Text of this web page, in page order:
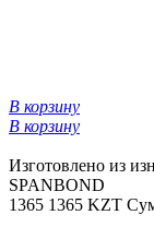
В корзину
В корзину
Изготовлено из
SPANBOND
1365 1365 KZT